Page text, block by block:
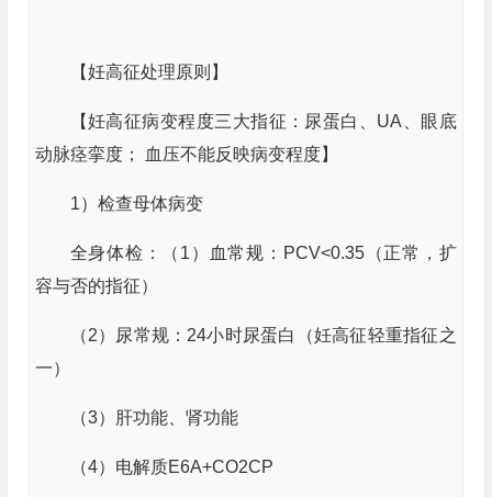
【妊高征处理原则】
【妊高征病变程度三大指征：尿蛋白、UA、眼底
动脉痉挛度； 血压不能反映病变程度】
1）检查母体病变
全身体检：（1）血常规：PCV<0.35（正常，扩
容与否的指征）
（2）尿常规：24小时尿蛋白（妊高征轻重指征之
一）
（3）肝功能、肾功能
（4）电解质E6A+CO2CP